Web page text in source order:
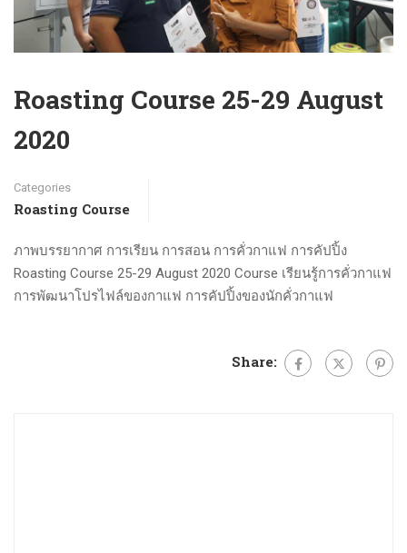
Roasting Course 25-29 August
2020
Categories
Roasting Course
ภาพบรรยากาศ การเรียน การสอน การคั่วกาแฟ การคัปปิ้ง
Roasting Course 25-29 August 2020 Course เรียนรู้การคั่วกาแฟ
การพัฒนาโปรไฟล์ของกาแฟ การคัปปิ้งของนักคั่วกาแฟ
Share: